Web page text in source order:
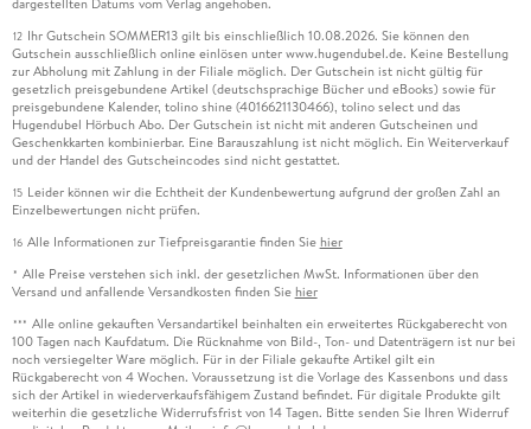
12 Ihr Gutschein SOMMER13 gilt bis einschließlich 10.08.2026. Sie können den
Gutschein ausschließlich online einlösen unter www.hugendubel.de. Keine Bestellung
zur Abholung mit Zahlung in der Filiale möglich. Der Gutschein ist nicht gültig für
gesetzlich preisgebundene Artikel (deutschsprachige Bücher und eBooks) sowie für
preisgebundene Kalender, tolino shine (4016621130466), tolino select und das
Hugendubel Hörbuch Abo. Der Gutschein ist nicht mit anderen Gutscheinen und
Geschenkkarten kombinierbar. Eine Barauszahlung ist nicht möglich. Ein Weiterverkauf
und der Handel des Gutscheincodes sind nicht gestattet.
15 Leider können wir die Echtheit der Kundenbewertung aufgrund der großen Zahl an
Einzelbewertungen nicht prüfen.
16 Alle Informationen zur Tiefpreisgarantie finden Sie hier
* Alle Preise verstehen sich inkl. der gesetzlichen MwSt. Informationen über den
Versand und anfallende Versandkosten finden Sie hier
*** Alle online gekauften Versandartikel beinhalten ein erweitertes Rückgaberecht von
100 Tagen nach Kaufdatum. Die Rücknahme von Bild-, Ton- und Datenträgern ist nur bei
noch versiegelter Ware möglich. Für in der Filiale gekaufte Artikel gilt ein
Rückgaberecht von 4 Wochen. Voraussetzung ist die Vorlage des Kassenbons und dass
sich der Artikel in wiederverkaufsfähigem Zustand befindet. Für digitale Produkte gilt
weiterhin die gesetzliche Widerrufsfrist von 14 Tagen. Bitte senden Sie Ihren Widerruf